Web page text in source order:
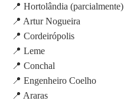
📍 Hortolândia (parcialmente)
📍 Artur Nogueira
📍 Cordeirópolis
📍 Leme
📍 Conchal
📍 Engenheiro Coelho
📍 Araras